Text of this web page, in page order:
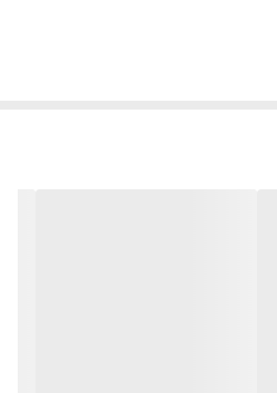
و آگاهی از ویژگی‌های طبیعی چوب هست